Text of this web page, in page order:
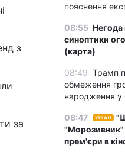
з
за
пояснення
08:55 Негода
синоптики
(карта)
08:49 Трамп
обмеження
народження
08:47 УНІАН
"Морозивник"
прем'єри в